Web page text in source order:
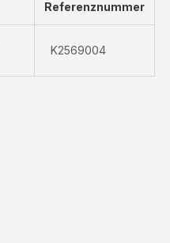
Referenznummer
K2569004